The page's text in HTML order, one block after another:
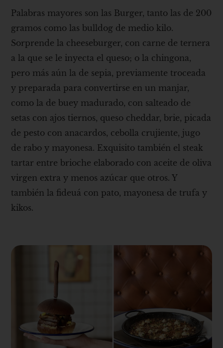
Palabras mayores son las Burger, tanto las de 200
gramos como las bulldog de medio kilo.
Sorprende la cheeseburger, con carne de ternera
a la que se le inyecta el queso; o la chingona,
pero más aún la de sepia, previamente troceada
y preparada para convertirse en un manjar,
como la de buey madurado, con salteado de
setas con ajos tiernos, queso cheddar, brie, picada
de pesto con anacardos, cebolla crujiente, jugo
de rabo y mayonesa. Exquisito también el steak
tartar entre brioche elaborado con aceite de oliva
virgen extra y menos azúcar que otros. Y
también la fideuá con pato, mayonesa de trufa y
kikos.